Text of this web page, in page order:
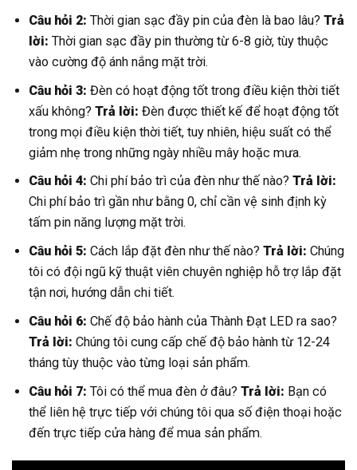
Câu hỏi 2: Thời gian sạc đầy pin của đèn là bao lâu?Trả
lời: Thời gian sạc đầy pin thường từ 6-8 giờ, tùy thuộc
vào cường độ ánh nắng mặt trời.
Câu hỏi 3: Đèn có hoạt động tốt trong điều kiện thời tiết
xấu không?Trả lời: Đèn được thiết kế để hoạt động tốt
trong mọi điều kiện thời tiết, tuy nhiên, hiệu suất có thể
giảm nhẹ trong những ngày nhiều mây hoặc mưa.
Câu hỏi 4: Chi phí bảo trì của đèn như thế nào?Trả lời:
Chi phí bảo trì gần như bằng 0, chỉ cần vệ sinh định kỳ
tấm pin năng lượng mặt trời.
Câu hỏi 5: Cách lắp đặt đèn như thế nào?Trả lời: Chúng
tôi có đội ngũ kỹ thuật viên chuyên nghiệp hỗ trợ lắp đặt
tận nơi, hướng dẫn chi tiết.
Câu hỏi 6: Chế độ bảo hành của Thành Đạt LED ra sao?
Trả lời: Chúng tôi cung cấp chế độ bảo hành từ 12-24
tháng tùy thuộc vào từng loại sản phẩm.
Câu hỏi 7: Tôi có thể mua đèn ở đâu?Trả lời: Bạn có
thể liên hệ trực tiếp với chúng tôi qua số điện thoại hoặc
đến trực tiếp cửa hàng để mua sản phẩm.